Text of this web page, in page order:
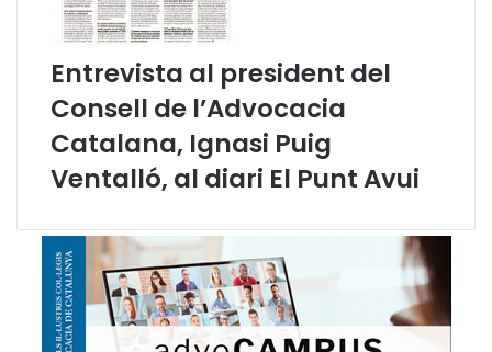
p
a
t
l
a
C
O
Entrevista al president del
Consell de l’Advocacia
Catalana, Ignasi Puig
Ventalló, al diari El Punt Avui